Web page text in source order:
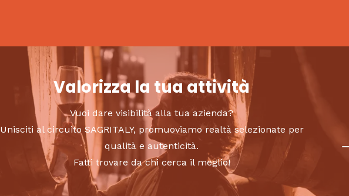
Valorizza la tua attività
Vuoi dare visibilità alla tua azienda?
Unisciti al circuito SAGRITALY, promuoviamo realtà selezionate per
qualità e autenticità.
Fatti trovare da chi cerca il meglio!